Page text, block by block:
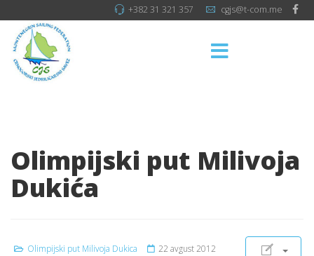
+382 31 321 357 cgjs@t-com.me
Olimpijski put Milivoja
Dukića
Olimpijski put Milivoja Dukica
22 avgust 2012